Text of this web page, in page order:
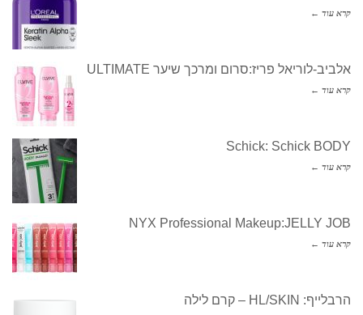
קרא עוד ←
אלביב-לוריאל פריז:סרום ומרכך שיער ULTIMATE
קרא עוד ←
Schick: Schick BODY
קרא עוד ←
NYX Professional Makeup:JELLY JOB
קרא עוד ←
הרבלייף: HL/SKIN – קרם לילה